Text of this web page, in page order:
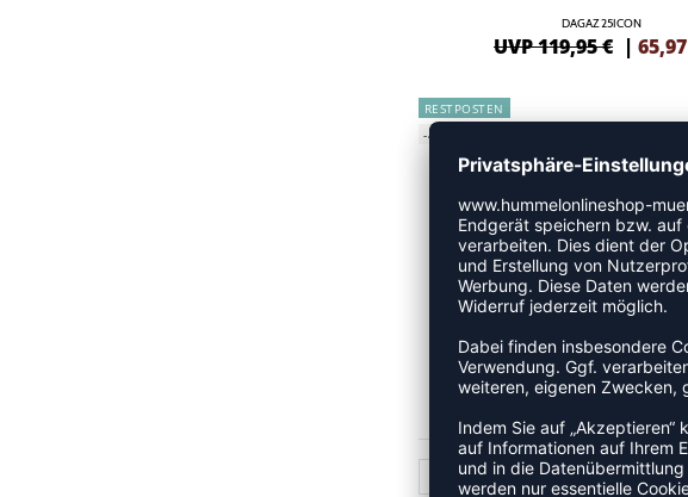
DAGAZ 25ICON
UVP 119,95 € | 65,97
RESTPOSTEN
-45%
DAGAZ III
UVP 119,95 € |65,97
1